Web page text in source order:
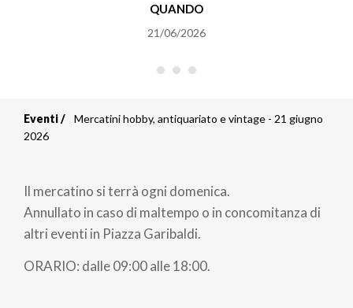
QUANDO
21/06/2026
Briciole
pane
Eventi
Mercatini hobby, antiquariato e vintage - 21 giugno
2026
Il mercatino si terrà ogni domenica.
Annullato in caso di maltempo o in concomitanza di
altri eventi in Piazza Garibaldi.
ORARIO: dalle 09:00 alle 18:00.